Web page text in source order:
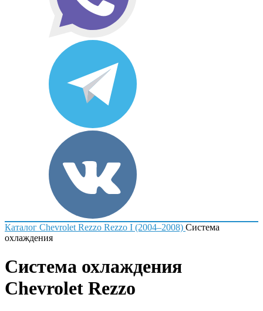
Каталог Chevrolet Rezzo Rezzo I (2004–2008) Система
охлаждения
Система охлаждения
Chevrolet Rezzo